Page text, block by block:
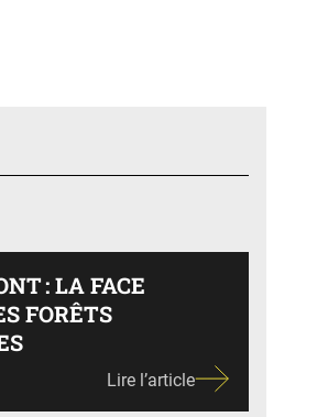
: LA FACE
FORÊTS
Lire l’article